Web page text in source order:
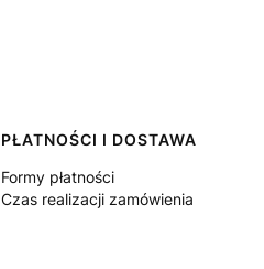
PŁATNOŚCI I DOSTAWA
Formy płatności
Czas realizacji zamówienia